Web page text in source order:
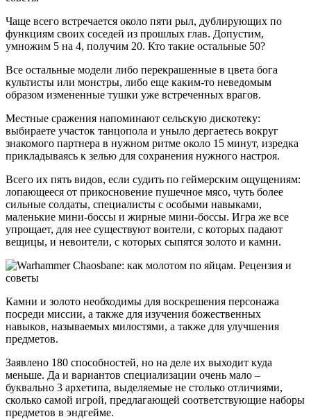
Чаще всего встречается около пяти рыл, дублирующих по
функциям своих соседей из прошлых глав. Допустим,
умножим 5 на 4, получим 20. Кто такие остальные 50?
Все остальные модели либо перекрашенные в цвета бога
культисты или монстры, либо еще каким-то неведомым
образом измененные тушки уже встреченных врагов.
Местные сражения напоминают сельскую дискотеку:
выбираете участок танцопола и уныло дергаетесь вокруг
знакомого партнера в нужном ритме около 15 минут, изредка
прикладываясь к зелью для сохранения нужного настроя.
Всего их пять видов, если судить по геймерским ощущениям:
лопающееся от прикосновение пушечное мясо, чуть более
сильные солдаты, специалисты с особыми навыками,
маленькие мини-боссы и жирные мини-боссы. Игра же все
упрощает, для нее существуют воители, с которых падают
вещицы, и невоители, с которых сыпятся золото и камни.
Камни и золото необходимы для воскрешения персонажа
посреди миссии, а также для изучения божественных
навыков, называемых милостями, а также для улучшения
предметов.
Заявлено 180 способностей, но на деле их выходит куда
меньше. Да и вариантов специализации очень мало –
буквально 3 архетипа, выделяемые не столько отличиями,
сколько самой игрой, предлагающей соответствующие наборы
предметов в эндгейме.